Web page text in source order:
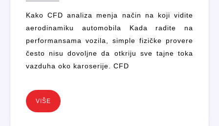
SMANJUJE
OTPOR
I
POVEĆAVA
DOWNFORCE
Kako CFD analiza menja način na koji vidite
aerodinamiku automobila Kada radite na
performansama vozila, simple fizičke provere
često nisu dovoljne da otkriju sve tajne toka
vazduha oko karoserije. CFD
VIŠE VIŠE